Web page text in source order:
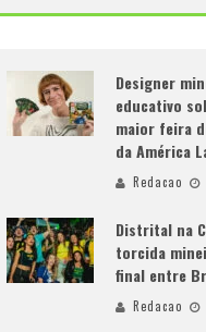
Designer
educativo
maior feira
da América
Redacao
Distrital na
torcida
final entre
Redacao